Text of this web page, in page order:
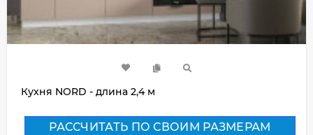
Кухня NORD - длина 2,4 м
РАССЧИТАТЬ ПО СВОИМ РАЗМЕРАМ